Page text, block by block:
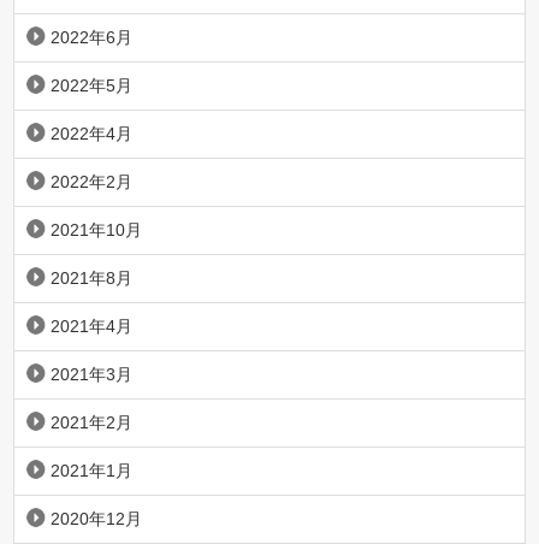
2022年6月
2022年5月
2022年4月
2022年2月
2021年10月
2021年8月
2021年4月
2021年3月
2021年2月
2021年1月
2020年12月